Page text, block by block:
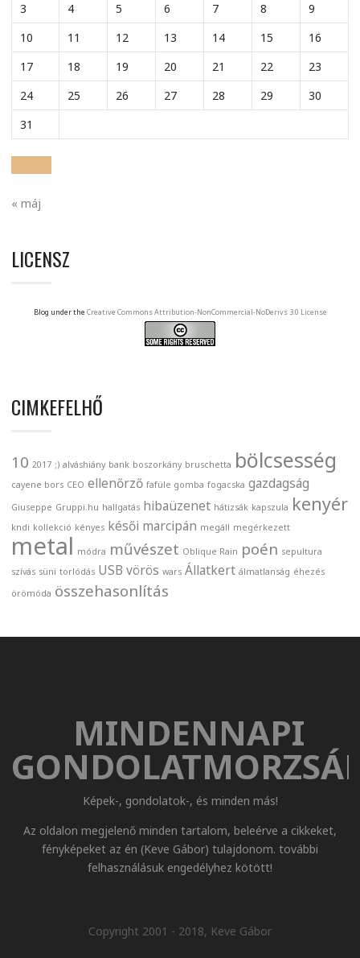
3
4 5 6 7 8
9
10
11 12 13 14 15
16
17
18 19 20 21 22
23
24
25 26 27 28 29
30
31
« máj
LICENSZ
Blog under the Creative Commons Attribution-NonCommercial-NoDerivs 3.0 License
CIMKEFELHŐ
10 2017 ;) alváshiány bank boszorkány bruschetta bölcsesség
cayene bors CEO ellenőrző fafüle gomba fogacska gazdagság
Giuseppe Gruppi.hu hallgatás hibaüzenet hátizsák kapszula kenyér
kndi kollekció kényes késői marcipán megáll megérkezett
metal módra művészet Oblique Rain poén sepultura
szívás süni torlódás USB vörös wars Állatkert álmatlanság éhezés
örömóda összehasonlítás
MINDENNAPI
Képek-, gondolatok-, és minden más!
Az oldalon megjelenő minden tartalom, beleérve a cikkeket,
fényképeket az én (Keve Gábor) tulajdonom. további
felhasználásuk engedélyhez kötött!
Copyright 2001 - 2018, Keve Gábor